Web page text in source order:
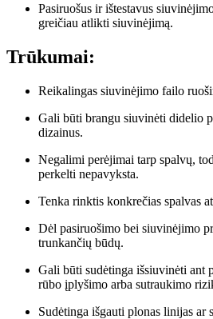
Pasiruošus ir ištestavus
greičiau atlikti siuvinėjimą.
Trūkumai:
Reikalingas siuvinėjimo failo
Gali būti brangu siuvinėti didelio
dizainus.
Negalimi perėjimai tarp spalvų,
perkelti nepavyksta.
Tenka rinktis konkrečias spalvas
Dėl pasiruošimo bei siuvinėjimo
trunkančių būdų.
Gali būti sudėtinga išsiuvinėti ant
rūbo įplyšimo arba sutraukimo
Sudėtinga išgauti plonas linijas ar